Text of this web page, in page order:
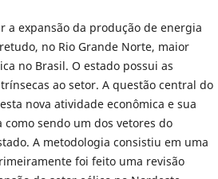
expansão da produção de energia
no Rio Grande Norte, maior
no Brasil. O estado possui as
ao setor. A questão central do
nova atividade econômica e sua
sendo um dos vetores do
A metodologia consistiu em uma
foi feito uma revisão